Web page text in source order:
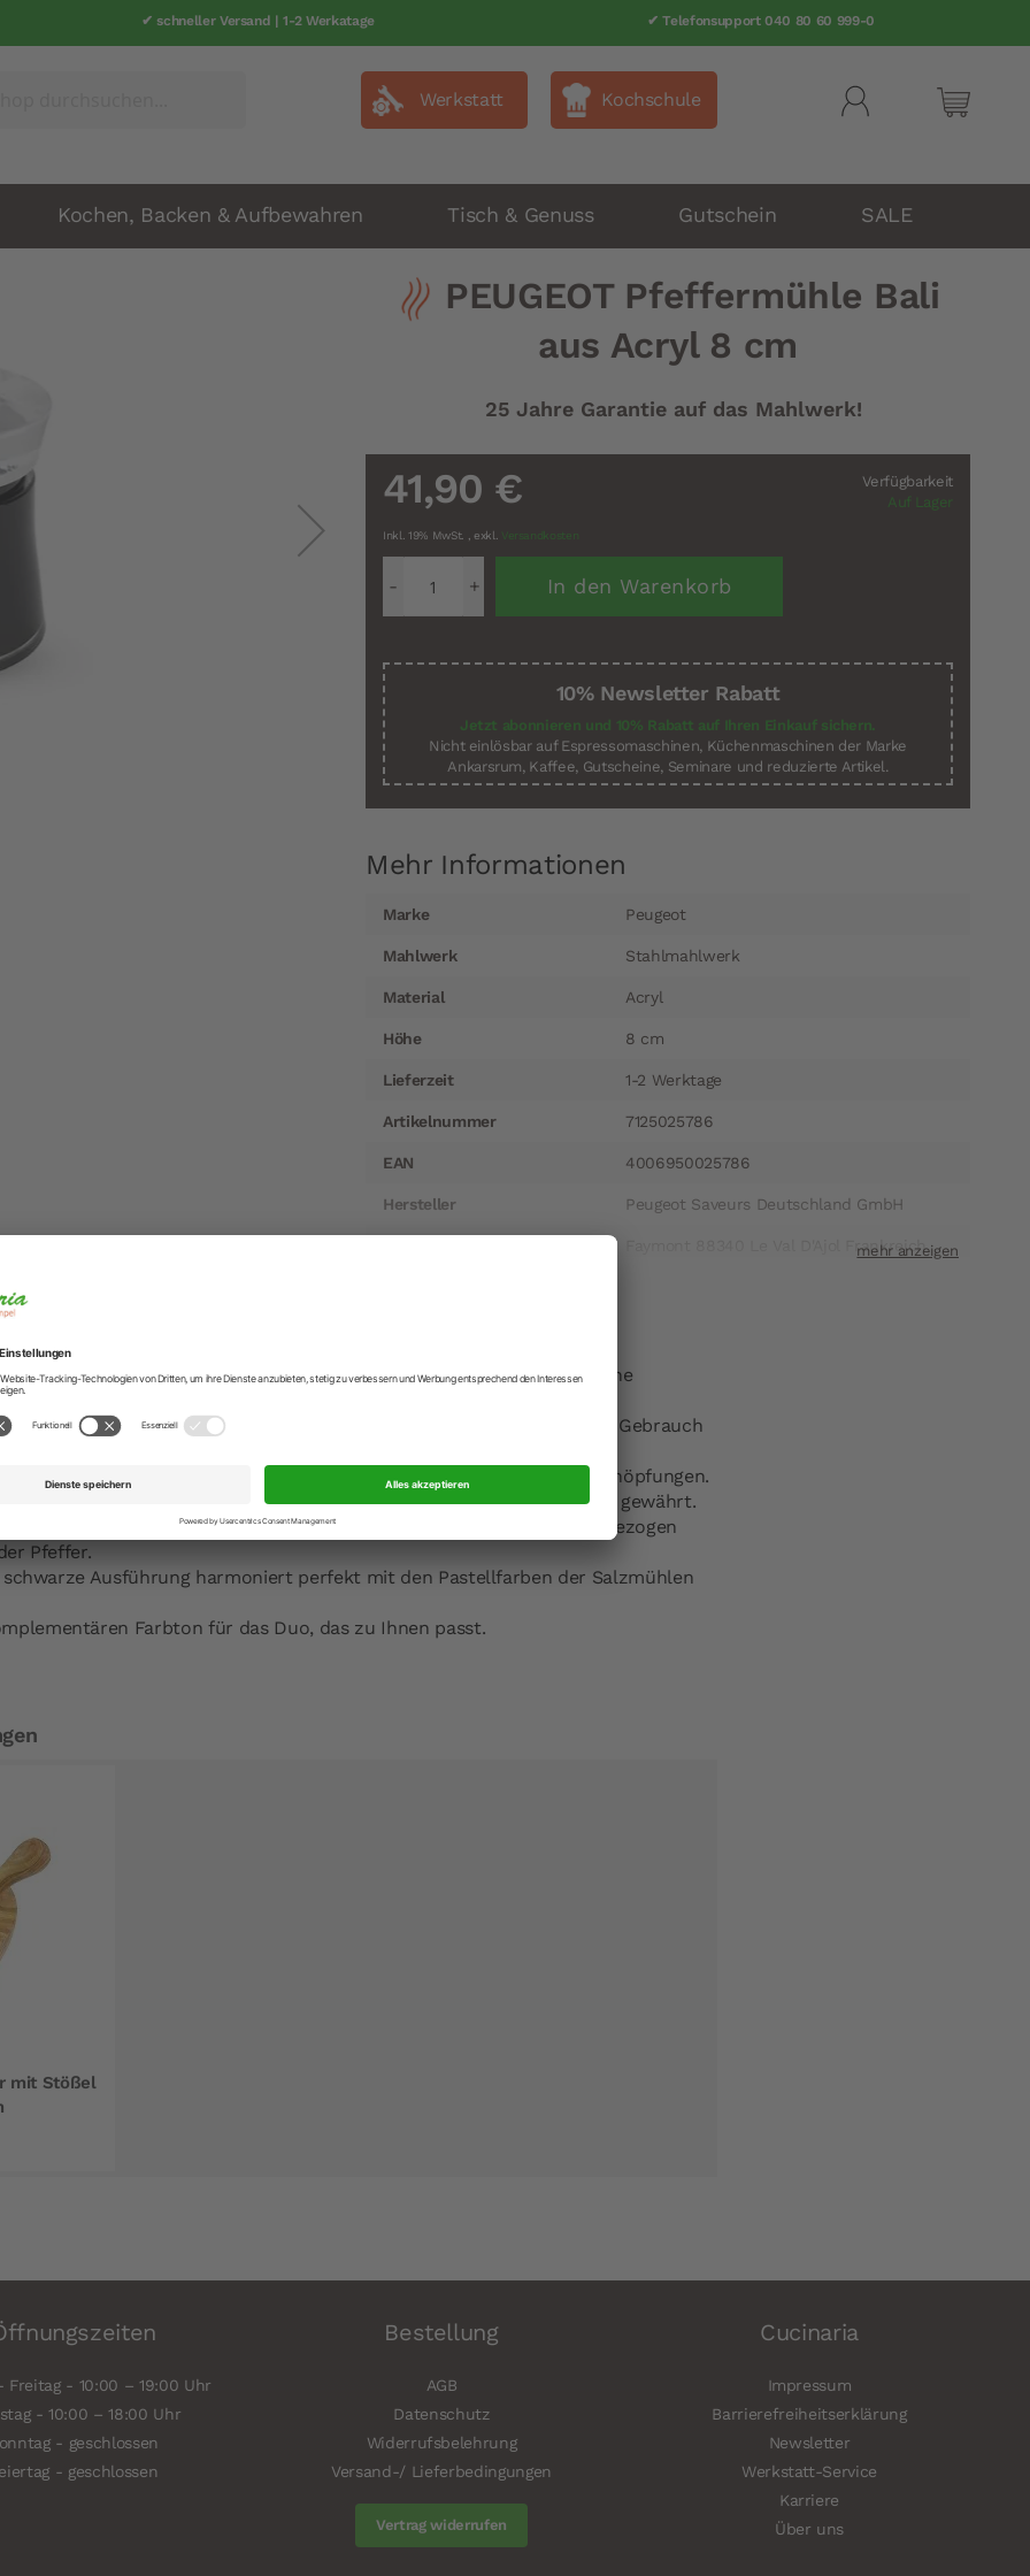
✔ schneller Versand | 1-2 Werkatage ✔ Telefonsupport 040 80 60 999-0
Mein
Werkstatt Kochschule
Kochen, Backen & Aufbewahren Tisch & Genuss Gutschein SALE
PEUGEOT Pfeffermühle Bali
aus Acryl 8 cm
25 Jahre Garantie auf das Mahlwerk!
Verfügbarkeit
Auf Lager
41,90 €
Inkl. 19% MwSt. , exkl. Versandkosten
In den Warenkorb
10% Newsletter Rabatt
Jetzt abonnieren und 10% Rabatt auf Ihren Einkauf sichern.
Nicht einlösbar auf Espressomaschinen, Küchenmaschinen der Marke
Ankarsrum, Kaffee, Gutscheine, Seminare und reduzierte Artikel.
Mehr Informationen
Informationen
Marke Peugeot
Mahlwerk Stahlmahlwerk
Material Acryl
Höhe 8 cm
Lieferzeit 1-2 Werktage
Artikelnummer 7125025786
EAN 4006950025786
Hersteller Peugeot Saveurs Deutschland GmbH
Faymont 88340 Le Val D'Ajol Frankreich
Bali aus Acryl 8 cm
der Kollektion Bali greifen auf eine ebenso trendige wie appetitliche
sorgt für eine perfekte Lage in der Hand und einen unkomplizierten Gebrauch
Küche, diese Pfeffermühlen inspirieren Sie bei Ihren kulinarischen Schöpfungen.
Mühlen wird auf das Mahlwerk in Deutschland eine 25-jährige Garantie gewährt.
der Mühle gestattet die Einstellung des Mahlgrades: Je fester er angezogen
Pfeffer.
schwarze Ausführung harmoniert perfekt mit den Pastellfarben der Salzmühlen
Farbton für das Duo, das zu Ihnen passt.
mit Stößel
Freitag - 10:00 – 19:00 Uhr
- 10:00 – 18:00 Uhr
- geschlossen
- geschlossen
Bestellung
AGB
Datenschutz
Widerrufsbelehrung
Versand-/ Lieferbedingungen
Vertrag widerrufen
Cucinaria
Impressum
Barrierefreiheitserklärung
Newsletter
Werkstatt-Service
Karriere
Über uns